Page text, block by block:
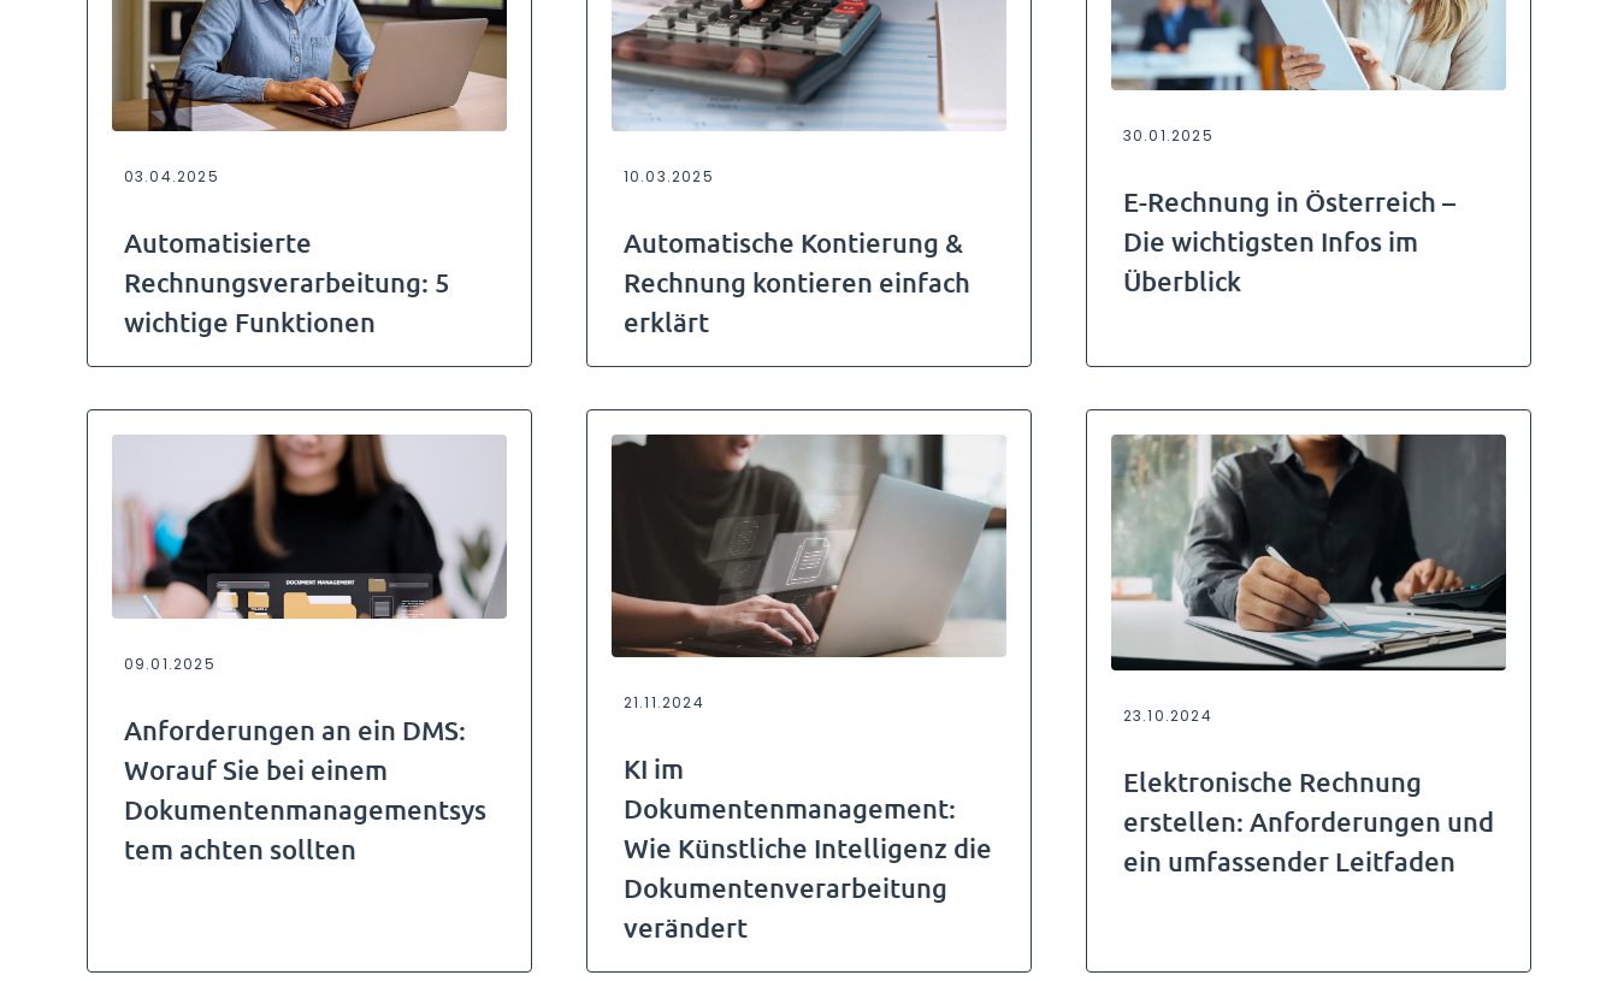
03.04.2025
Automatisierte
Rechnungsverarbeitung: 5
wichtige Funktionen
10.03.2025
Automatische Kontierung &
Rechnung kontieren einfach
erklärt
30.01.2025
E-Rechnung in Österreich –
Die wichtigsten Infos im
Überblick
09.01.2025
Anforderungen an ein DMS:
Worauf Sie bei einem
Dokumentenmanagementsys
tem achten sollten
21.11.2024
KI im
Dokumentenmanagement:
Wie Künstliche Intelligenz die
Dokumentenverarbeitung
verändert
23.10.2024
Elektronische Rechnung
erstellen: Anforderungen und
ein umfassender Leitfaden